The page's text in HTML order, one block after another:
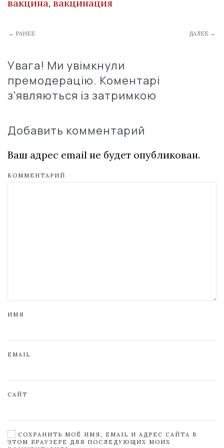
вакцина, вакцинация
← РАНЕЕ ДАЛЕЕ →
Увага! Ми увімкнули
премодерацію. Коментарі
з'являються із затримкою
Добавить комментарий
Ваш адрес email не будет опубликован.
КОММЕНТАРИЙ
ИМЯ
EMAIL
САЙТ
СОХРАНИТЬ МОЁ ИМЯ, EMAIL И АДРЕС САЙТА В
ЭТОМ БРАУЗЕРЕ ДЛЯ ПОСЛЕДУЮЩИХ МОИХ